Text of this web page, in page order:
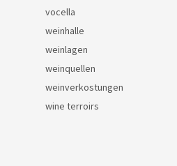
vocella
weinhalle
weinlagen
weinquellen
weinverkostungen
wine terroirs